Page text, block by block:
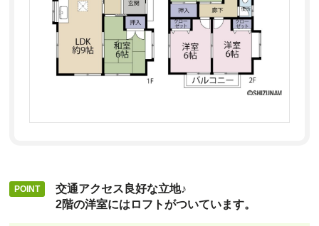
交通アクセス良好な立地♪
2階の洋室にはロフトがついています。